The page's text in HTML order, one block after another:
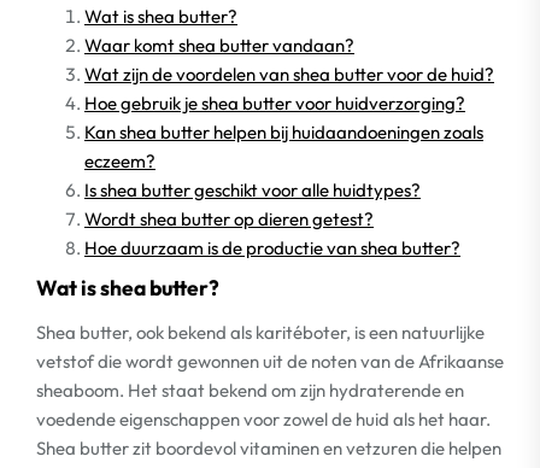
Wat is shea butter?
Waar komt shea butter vandaan?
Wat zijn de voordelen van shea butter voor de huid?
Hoe gebruik je shea butter voor huidverzorging?
Kan shea butter helpen bij huidaandoeningen zoals
eczeem?
Is shea butter geschikt voor alle huidtypes?
Wordt shea butter op dieren getest?
Hoe duurzaam is de productie van shea butter?
Wat is shea butter?
Shea butter, ook bekend als karitéboter, is een natuurlijke
vetstof die wordt gewonnen uit de noten van de Afrikaanse
sheaboom. Het staat bekend om zijn hydraterende en
voedende eigenschappen voor zowel de huid als het haar.
Shea butter zit boordevol vitaminen en vetzuren die helpen